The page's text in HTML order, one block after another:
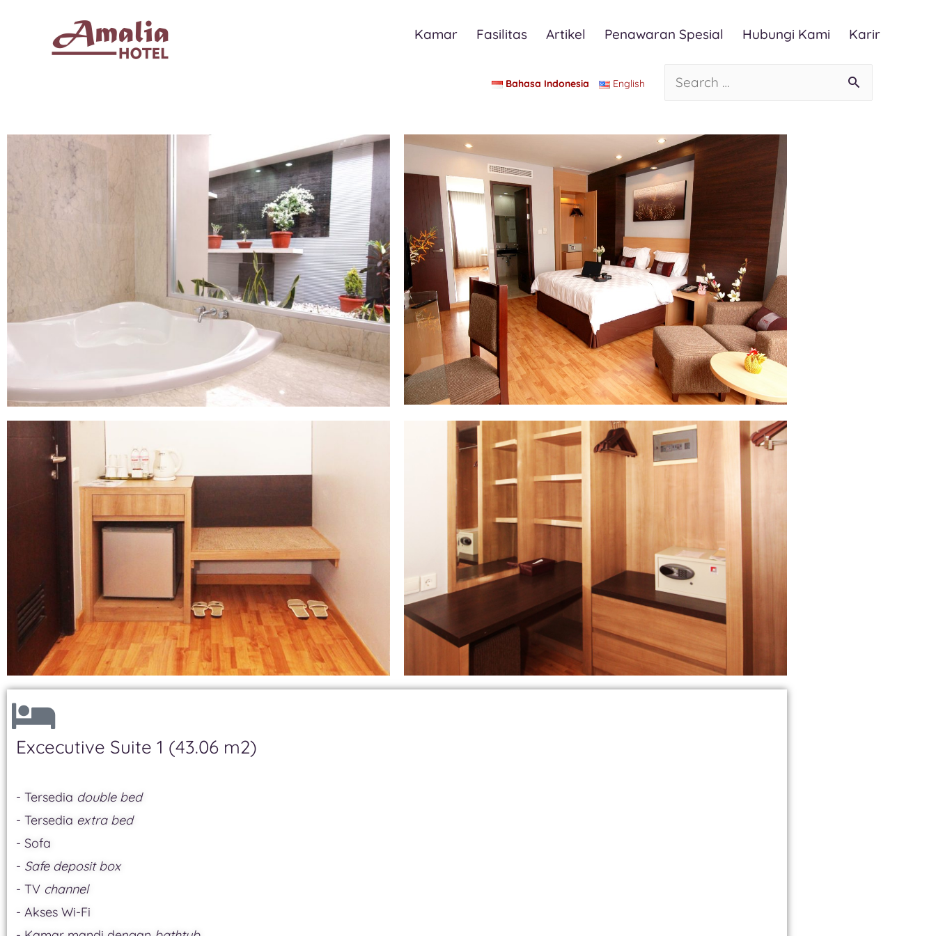
Kamar Fasilitas Artikel Penawaran Spesial Hubungi Kami Karir
Bahasa Indonesia English
Excecutive Suite 1 (43.06 m2)
- Tersedia double bed
- Tersedia extra bed
- Sofa
- Safe deposit box
- TV channel
- Akses Wi-Fi